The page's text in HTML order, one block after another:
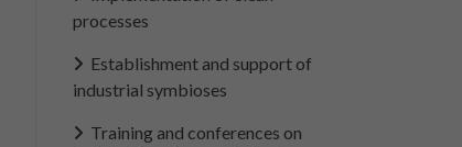
processes
Establishment and support of
industrial symbioses
Training and conferences on